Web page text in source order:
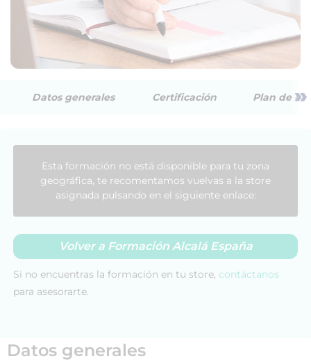
Datos generales Certificación Plan de »
Datos generales
Esta formación no está disponible para tu zona
geográfica, te recomentamos vuelvas a la store
asignada pulsando en el siguiente enlace:
Volver a Formación Alcalá España
Si no encuentras la formación en tu store, contáctanos
para asesorarte.